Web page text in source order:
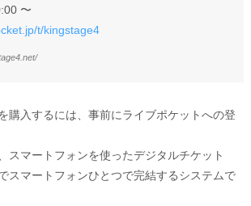
〜
t/kingstage4
購入するには、事前にライブポケットへの登
スマートフォンを使ったデジタルチケット
スマートフォンひとつで完結するシステムで